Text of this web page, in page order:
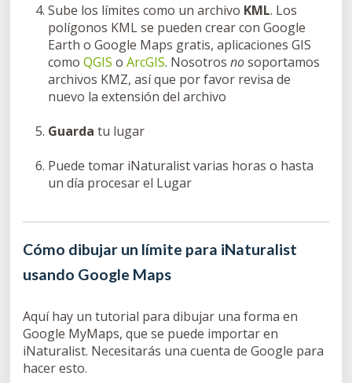
Sube los límites como un archivo KML. Los
polígonos KML se pueden crear con Google
Earth o Google Maps gratis, aplicaciones GIS
como QGIS o ArcGIS. Nosotros nosoportamos
archivos KMZ, así que por favor revisa de
nuevo la extensión del archivo
Guarda tu lugar
Puede tomar iNaturalist varias horas o hasta
un día procesar el Lugar
Cómo dibujar un límite para iNaturalist
usando Google Maps
Aquí hay un tutorial para dibujar una forma en
Google MyMaps, que se puede importar en
iNaturalist. Necesitarás una cuenta de Google para
hacer esto.